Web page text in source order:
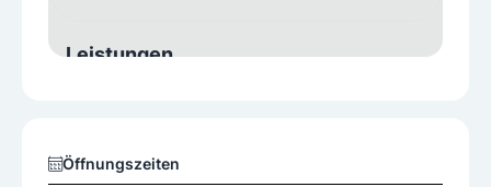
Leistungen
Elektrobefunde
Öffnungszeiten